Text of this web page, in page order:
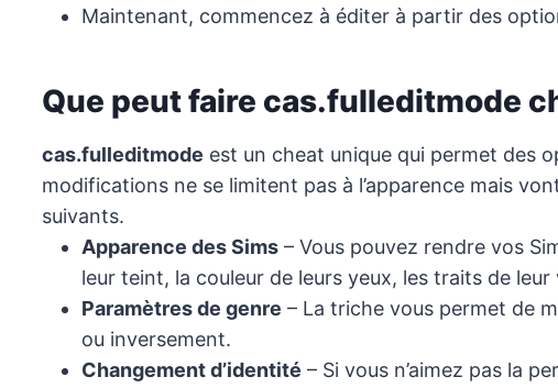
Maintenant, commencez à éditer à partir des
Que peut faire cas.fulleditmode
cas.fulleditmode est un cheat unique qui permet des
modifications ne se limitent pas à l’apparence mais
suivants.
Apparence des Sims – Vous pouvez rendre vos
leur teint, la couleur de leurs yeux, les traits de
Paramètres de genre – La triche vous permet de
ou inversement.
Changement d’identité – Si vous n’aimez pas la